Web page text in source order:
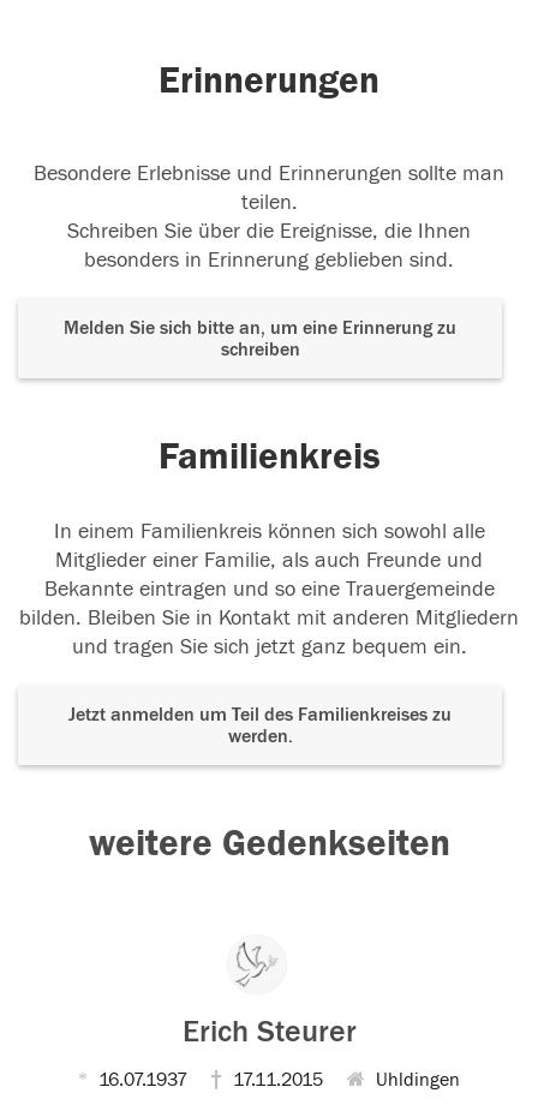
Erinnerungen
Besondere Erlebnisse und Erinnerungen sollte man
teilen.
Schreiben Sie über die Ereignisse, die Ihnen
besonders in Erinnerung geblieben sind.
Melden Sie sich bitte an, um eine Erinnerung zu
schreiben
Familienkreis
In einem Familienkreis können sich sowohl alle
Mitglieder einer Familie, als auch Freunde und
Bekannte eintragen und so eine Trauergemeinde
bilden. Bleiben Sie in Kontakt mit anderen Mitgliedern
und tragen Sie sich jetzt ganz bequem ein.
Jetzt anmelden um Teil des Familienkreises zu
werden.
weitere Gedenkseiten
Erich Steurer
16.07.1937 17.11.2015 Uhldingen